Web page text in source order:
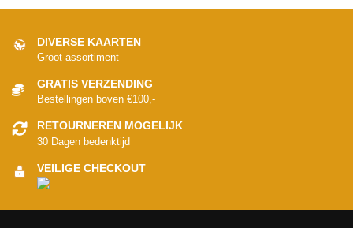
DIVERSE KAARTEN
Groot assortiment
GRATIS VERZENDING
Bestellingen boven €100,-
RETOURNEREN MOGELIJK
30 Dagen bedenktijd
VEILIGE CHECKOUT